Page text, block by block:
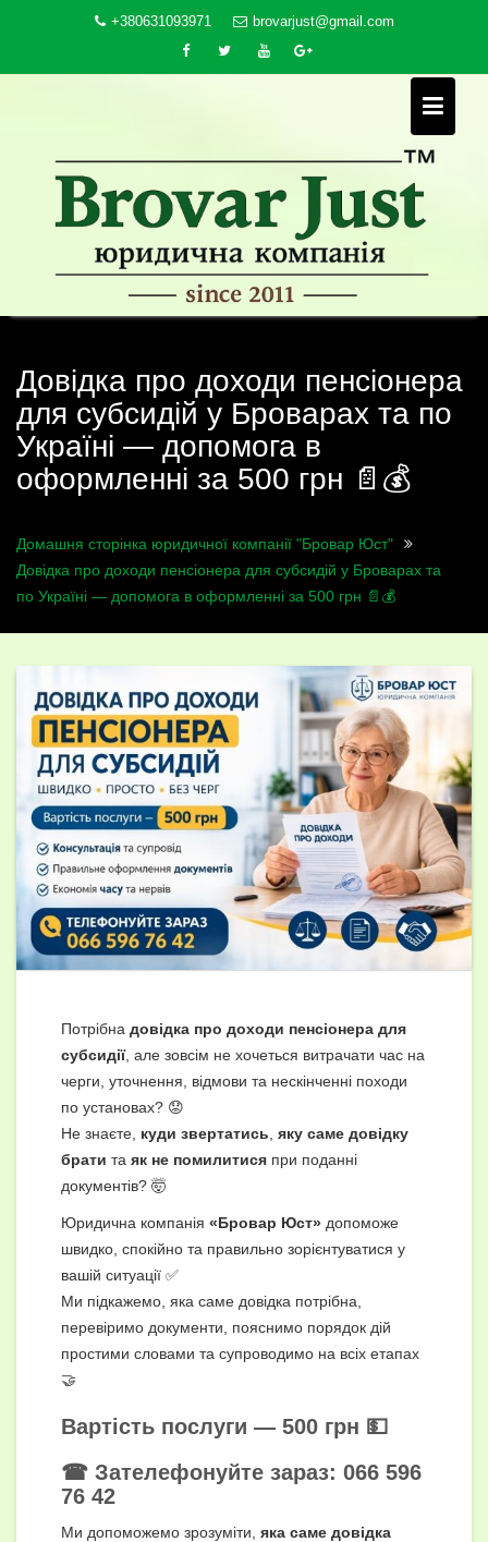
+380631093971 brovarjust@gmail.com
Довідка про доходи пенсіонера
для субсидій у Броварах та по
Україні — допомога в
оформленні за 500 грн 📄💰
Домашня сторінка юридичної компанії "Бровар Юст"
Довідка про доходи пенсіонера для субсидій у Броварах та
по Україні — допомога в оформленні за 500 грн 📄💰
Потрібна довідка про доходи пенсіонера для
субсидії, але зовсім не хочеться витрачати час на
черги, уточнення, відмови та нескінченні походи
по установах? 😟
Не знаєте, куди звертатись яку саме довідку
брати та як не помилитися при поданні
документів? 🤯
Юридична компанія «Бровар Юст» допоможе
швидко, спокійно та правильно зорієнтуватися у
вашій ситуації ✅
Ми підкажемо, яка саме довідка потрібна,
перевіримо документи, пояснимо порядок дій
простими словами та супроводимо на всіх етапах
🤝
Вартість послуги — 500 грн 💵
☎ Зателефонуйте зараз: 066 596
76 42
Ми допоможемо зрозуміти, яка саме довідка